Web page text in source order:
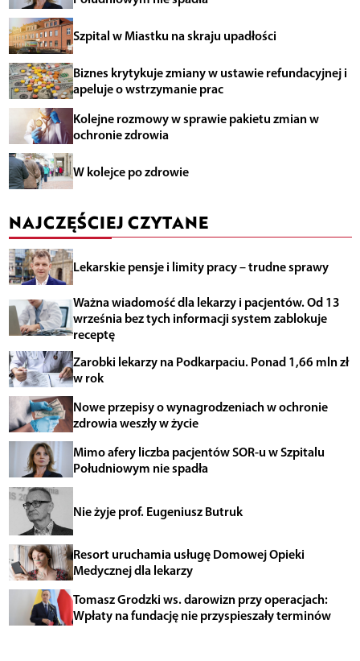
Szpital w Miastku na skraju upadłości
Biznes krytykuje zmiany w ustawie refundacyjnej i
apeluje o wstrzymanie prac
Kolejne rozmowy w sprawie pakietu zmian w
ochronie zdrowia
W kolejce po zdrowie
NAJCZĘŚCIEJ CZYTANE
Lekarskie pensje i limity pracy – trudne sprawy
Ważna wiadomość dla lekarzy i pacjentów. Od 13
września bez tych informacji system zablokuje
receptę
Zarobki lekarzy na Podkarpaciu. Ponad 1,66 mln zł
w rok
Nowe przepisy o wynagrodzeniach w ochronie
zdrowia weszły w życie
Mimo afery liczba pacjentów SOR-u w Szpitalu
Południowym nie spadła
Nie żyje prof. Eugeniusz Butruk
Resort uruchamia usługę Domowej Opieki
Medycznej dla lekarzy
Tomasz Grodzki ws. darowizn przy operacjach:
Wpłaty na fundację nie przyspieszały terminów